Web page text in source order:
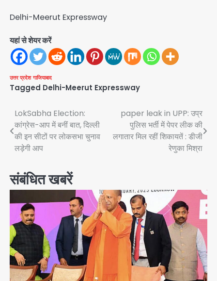
Delhi-Meerut Expressway
यहां से शेयर करें
उत्तर प्रदेश गाजियाबाद
Tagged Delhi-Meerut Expressway
Post
navigation
LokSabha Election:
कांग्रेस-आप में बनीं बात, दिल्ली
की इन सीटों पर लोकसभा चुनाव
लड़ेगी आप
paper leak in UPP: उप्र
पुलिस भर्ती में पेपर लीक की
लगातार मिल रहीं शिकायतें : डीजी
रेणुका मिश्रा
संबंधित खबरें